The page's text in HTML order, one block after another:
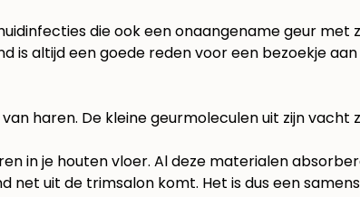
die ook een onaangename geur met
altijd een goede reden voor een bezoekje
haren. De kleine geurmoleculen uit zijn
in je houten vloer. Al deze materialen
net uit de trimsalon komt. Het is dus een